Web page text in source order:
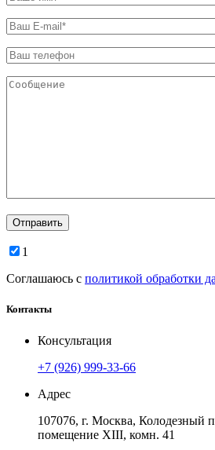
1
Соглашаюсь с политикой обработки
Контакты
Консультация
+7 (926) 999-33-66
Адрес
107076, г. Москва, Колодезный
помещение ХIII, комн. 41